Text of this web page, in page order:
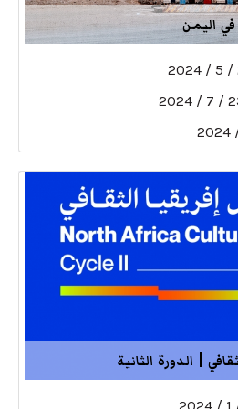
في اليمن
23 / 7
| الدورة الثانية